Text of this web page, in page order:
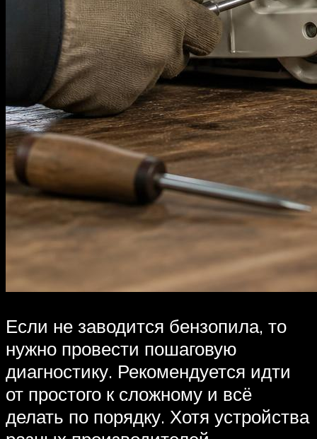
Если не заводится бензопила, то
нужно провести пошаговую
диагностику. Рекомендуется идти
от простого к сложному и всё
делать по порядку. Хотя устройства